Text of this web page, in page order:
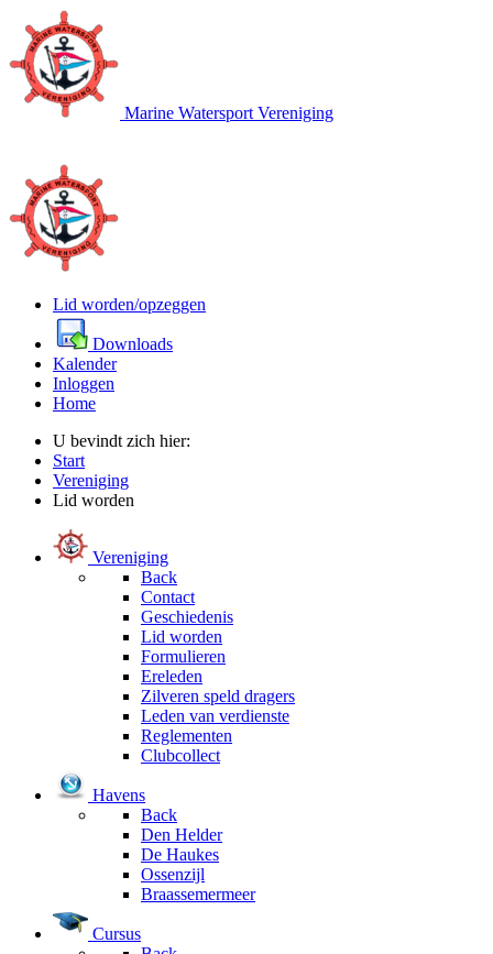
Marine Watersport Vereniging
Lid worden/opzeggen
Downloads
Kalender
Inloggen
Home
U bevindt zich hier:
Start
Vereniging
Lid worden
Vereniging
Back
Contact
Geschiedenis
Lid worden
Formulieren
Ereleden
Zilveren speld dragers
Leden van verdienste
Reglementen
Clubcollect
Havens
Back
Den Helder
De Haukes
Ossenzijl
Braassemermeer
Cursus